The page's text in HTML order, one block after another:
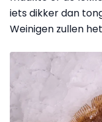
iets dikker dan
Weinigen zullen